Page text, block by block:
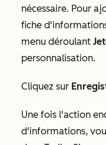
nécessaire. Pour
fiche
menu déroulant
personnalisation.
Cliquez sur
Une fois l'action
d'informations,